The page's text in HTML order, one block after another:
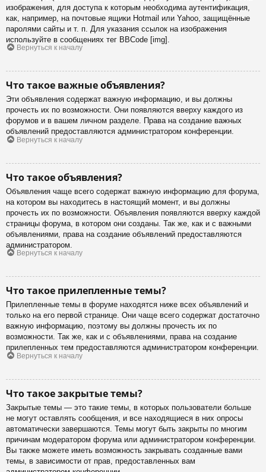
изображения, для доступа к которым необходима аутентификация,
как, например, на почтовые ящики Hotmail или Yahoo, защищённые
паролями сайты и т. п. Для указания ссылок на изображения
используйте в сообщениях тег BBCode [img].
Вернуться к началу
Что такое важные объявления?
Эти объявления содержат важную информацию, и вы должны
прочесть их по возможности. Они появляются вверху каждого из
форумов и в вашем личном разделе. Права на создание важных
объявлений предоставляются администратором конференции.
Вернуться к началу
Что такое объявления?
Объявления чаще всего содержат важную информацию для форума,
на котором вы находитесь в настоящий момент, и вы должны
прочесть их по возможности. Объявления появляются вверху каждой
страницы форума, в котором они созданы. Так же, как и с важными
объявлениями, права на создание объявлений предоставляются
администратором.
Вернуться к началу
Что такое прилепленные темы?
Прилепленные темы в форуме находятся ниже всех объявлений и
только на его первой странице. Они чаще всего содержат достаточно
важную информацию, поэтому вы должны прочесть их по
возможности. Так же, как и с объявлениями, права на создание
прилепленных тем предоставляются администратором конференции.
Вернуться к началу
Что такое закрытые темы?
Закрытые темы — это такие темы, в которых пользователи больше
не могут оставлять сообщения, и все находящиеся в них опросы
автоматически завершаются. Темы могут быть закрыты по многим
причинам модератором форума или администратором конференции.
Вы также можете иметь возможность закрывать созданные вами
темы, в зависимости от прав, предоставленных вам